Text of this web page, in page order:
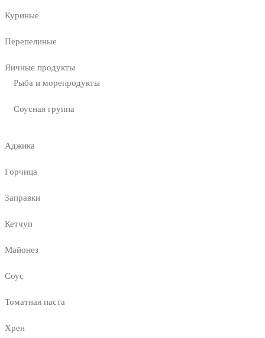
Куриные
Перепелиные
Яичные продукты
Рыба и морепродукты
Соусная группа
Аджика
Горчица
Заправки
Кетчуп
Майонез
Соус
Томатная паста
Хрен